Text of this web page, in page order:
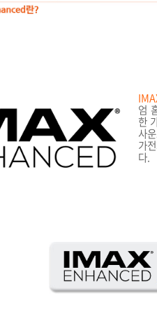
엄
한
사
가
다.